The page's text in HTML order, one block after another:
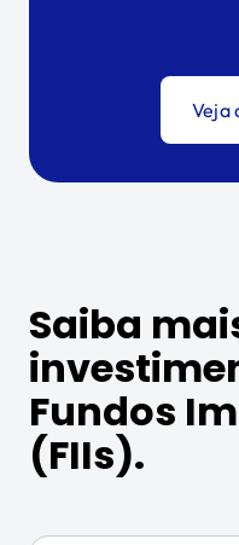
Veja
Saiba
Fundos
(FIIs).